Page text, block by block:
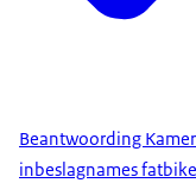
Beantwoording
inbeslagnames